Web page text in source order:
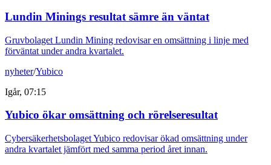
Lundin Minings resultat sämre än väntat
Gruvbolaget Lundin Mining redovisar en omsättning i linje med
förväntat under andra kvartalet.
nyheter/Yubico
Igår, 07:15
Yubico ökar omsättning och rörelseresultat
Cybersäkerhetsbolaget Yubico redovisar ökad omsättning under
andra kvartalet jämfört med samma period året innan.